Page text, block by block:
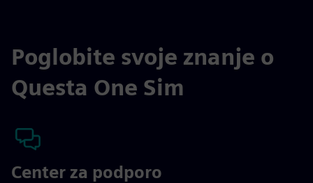
Poglobite svoje znanje o
Questa One Sim
Center za podporo